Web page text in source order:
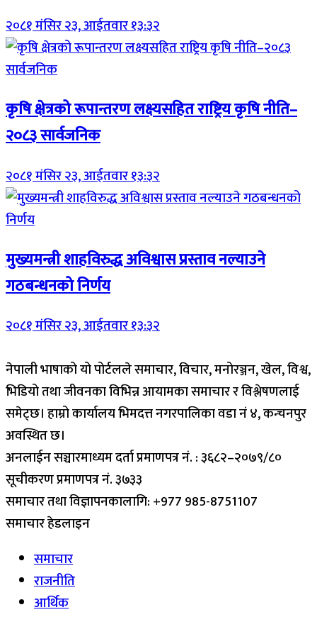
२०८१ मंसिर २३, आईतवार १३:३२
कृषि क्षेत्रको रूपान्तरण लक्ष्यसहित राष्ट्रिय कृषि नीति–
२०८३ सार्वजनिक
२०८१ मंसिर २३, आईतवार १३:३२
मुख्यमन्त्री शाहविरुद्ध अविश्वास प्रस्ताव नल्याउने
गठबन्धनको निर्णय
२०८१ मंसिर २३, आईतवार १३:३२
नेपाली भाषाको यो पोर्टलले समाचार, विचार, मनोरञ्जन, खेल, विश्व,
भिडियो तथा जीवनका विभिन्न आयामका समाचार र विश्लेषणलाई
समेट्छ। हाम्रो कार्यालय भिमदत्त नगरपालिका वडा नं ४, कन्चनपुर
अवस्थित छ।
अनलाईन सञ्चारमाध्यम दर्ता प्रमाणपत्र नं. : ३६८२–२०७९/८०
सूचीकरण प्रमाणपत्र नं. ३७३३
समाचार तथा विज्ञापनकालागि: +977 985-8751107
समाचार हेडलाइन
समाचार
राजनीति
आर्थिक